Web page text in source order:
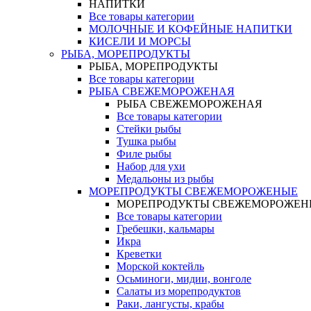
НАПИТКИ
Все товары категории
МОЛОЧНЫЕ И КОФЕЙНЫЕ НАПИТКИ
КИСЕЛИ И МОРСЫ
РЫБА, МОРЕПРОДУКТЫ
РЫБА, МОРЕПРОДУКТЫ
Все товары категории
РЫБА СВЕЖЕМОРОЖЕНАЯ
РЫБА СВЕЖЕМОРОЖЕНАЯ
Все товары категории
Стейки рыбы
Тушка рыбы
Филе рыбы
Набор для ухи
Медальоны из рыбы
МОРЕПРОДУКТЫ СВЕЖЕМОРОЖЕНЫЕ
МОРЕПРОДУКТЫ
Все товары категории
Гребешки, кальмары
Икра
Креветки
Морской коктейль
Осьминоги, мидии, вонголе
Салаты из морепродуктов
Раки, лангусты, крабы